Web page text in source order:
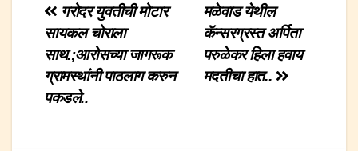
Post
navigation
मळेवाड येथील
कॅन्सरग्रस्त अर्पिता
परुळेकर हिला हवाय
मदतीचा हात..
गरोदर युवतीची मोटार
सायकल चोराला
साथ.;आरोसच्या जागरूक
ग्रामस्थांनी पाठलाग करुन
पकडले..